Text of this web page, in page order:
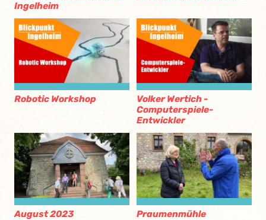
Ingelheim
Robotic Workshop
Volker Wertich -
Computerspiele-
Entwickler
August 2023 Praumenmühle